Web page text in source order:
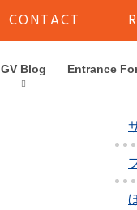
CONTACT
GV Blog Entrance